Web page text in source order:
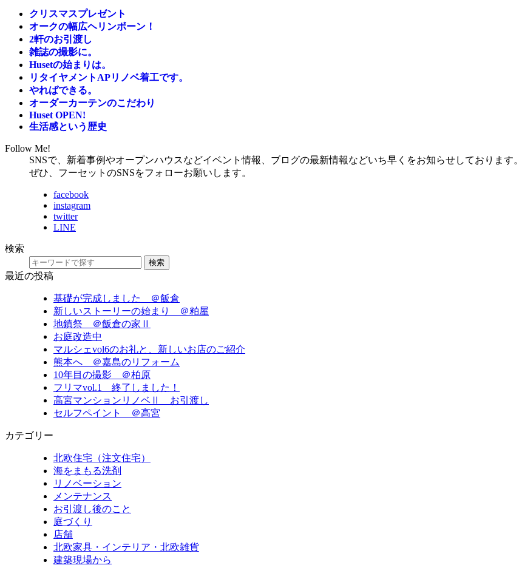
クリスマスプレゼント
オークの幅広ヘリンボーン！
2軒のお引渡し
雑誌の撮影に。
Husetの始まりは。
リタイヤメントAPリノベ着工です。
やればできる。
オーダーカーテンのこだわり
Huset OPEN!
生活感という歴史
Follow Me!
SNSで、新着事例やオープンハウスなどイベント情報、ブログの最新情報などいち早くをお知らせしております。
ぜひ、フーセットのSNSをフォローお願いします。
facebook
instagram
twitter
LINE
検索
検索
最近の投稿
基礎が完成しました ＠飯倉
新しいストーリーの始まり ＠粕屋
地鎮祭 ＠飯倉の家Ⅱ
お庭改造中
マルシェvol6のお礼と、新しいお店のご紹介
熊本へ ＠嘉島のリフォーム
10年目の撮影 ＠柏原
フリマvol.1 終了しました！
高宮マンションリノベⅡ お引渡し
セルフペイント ＠高宮
カテゴリー
北欧住宅（注文住宅）
海をまもる洗剤
リノベーション
メンテナンス
お引渡し後のこと
庭づくり
店舗
北欧家具・インテリア・北欧雑貨
建築現場から